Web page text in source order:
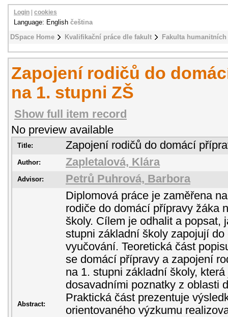
DSpace Home Kvalifikační práce dle fakult Fakulta
Login cookies
Language: English čeština
Zapojení rodičů do
na 1. stupni ZŠ
Show full item record
No preview available
Title: Zapojení rodičů do domácí
Author: Zapletalová, Klára
Advisor: Petrů Puhrová, Barbora
Abstract:
Diplomová práce je zaměřena
rodiče do domácí přípravy žáka
školy. Cílem je odhalit a popsat,
stupni základní školy zapojují
vyučování. Teoretická část
se domácí přípravy a zapojení
na 1. stupni základní školy,
dosavadními poznatky z oblasti
Praktická část prezentuje
orientovaného výzkumu